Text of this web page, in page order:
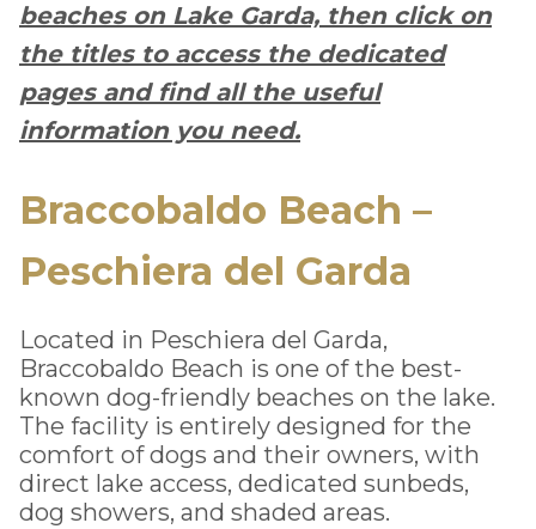
beaches on Lake Garda, then click on
the titles to access the dedicated
pages and find all the useful
information you need.
Braccobaldo Beach –
Peschiera del Garda
Located in Peschiera del Garda,
Braccobaldo Beach is one of the best-
known dog-friendly beaches on the lake.
The facility is entirely designed for the
comfort of dogs and their owners, with
direct lake access, dedicated sunbeds,
dog showers, and shaded areas.